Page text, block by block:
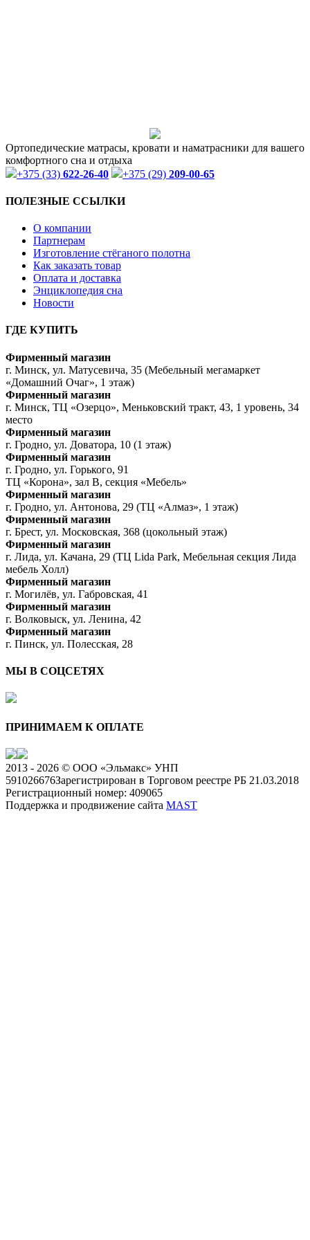
Ортопедические матрасы, кровати и наматрасники для вашего
комфортного сна и отдыха
+375 (33) 622-26-40 +375 (29) 209-00-65
ПОЛЕЗНЫЕ ССЫЛКИ
О компании
Партнерам
Изготовление стёганого полотна
Как заказать товар
Оплата и доставка
Энциклопедия сна
Новости
ГДЕ КУПИТЬ
Фирменный магазин
г. Минск, ул. Матусевича, 35 (Мебельный мегамаркет
«Домашний Очаг», 1 этаж)
Фирменный магазин
г. Минск, ТЦ «Озерцо», Меньковский тракт, 43, 1 уровень, 34
место
Фирменный магазин
г. Гродно, ул. Доватора, 10 (1 этаж)
Фирменный магазин
г. Гродно, ул. Горького, 91
ТЦ «Корона», зал В, секция «Мебель»
Фирменный магазин
г. Гродно, ул. Антонова, 29 (ТЦ «Алмаз», 1 этаж)
Фирменный магазин
г. Брест, ул. Московская, 368 (цокольный этаж)
Фирменный магазин
г. Лида, ул. Качана, 29 (ТЦ Lida Park, Мебельная секция Лида
мебель Холл)
Фирменный магазин
г. Могилёв, ул. Габровская, 41
Фирменный магазин
г. Волковыск, ул. Ленина, 42
Фирменный магазин
г. Пинск, ул. Полесская, 28
МЫ В СОЦСЕТЯХ
ПРИНИМАЕМ К ОПЛАТЕ
2013 - 2026 © ООО «Эльмакс» УНП
591026676Зарегистрирован в Торговом реестре РБ 21.03.2018
Регистрационный номер: 409065
Поддержка и продвижение сайта MAST